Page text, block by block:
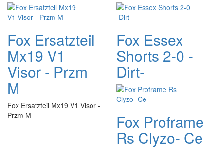
Fox Ersatzteil
Mx19 V1
Visor - Przm
M
Fox Ersatzteil Mx19 V1 Visor -
Przm M
Fox Essex
Shorts 2-0 -
Dirt-
Fox Proframe
Rs Clyzo- Ce